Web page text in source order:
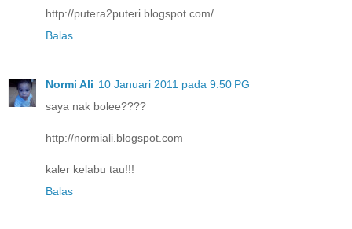
http://putera2puteri.blogspot.com/
Balas
Normi Ali 10 Januari 2011 pada 9:50 PG
saya nak bolee????
http://normiali.blogspot.com
kaler kelabu tau!!!
Balas